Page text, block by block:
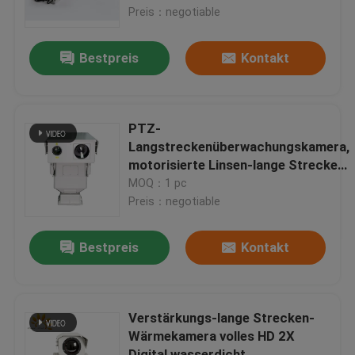
Werksbesichtigung
Kontakt mit uns
Neuigkeiten
Rechtssachen
PTZ-Wärmebildkamera
Preis：negotiable
Bestpreis Kontakt
PTZ-
Langstreckenüberwachungskamera,
motorisierte Linsen-lange Strecke
IR-Kamera
MOQ：1 pc
Preis：negotiable
Bestpreis Kontakt
Verstärkungs-lange Strecken-
Wärmekamera volles HD 2X